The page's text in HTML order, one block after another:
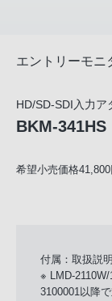
エントリーモニ
HD/SD-SDI入力ア
BKM-341HS
希望小売価格
付属：取扱説
※ LMD-
3100001以降